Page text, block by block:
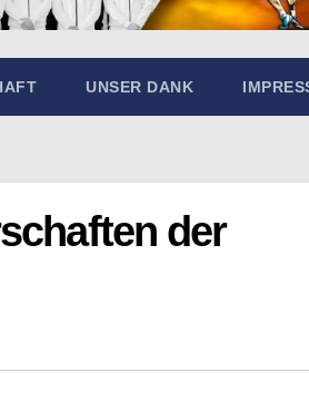
UNSER DANK
der